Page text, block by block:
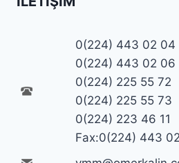
0(224) 443 02 04
0(224) 443 02 06
0(224) 225 55 72
0(224) 225 55 73
0(224) 223 46 11
Fax:0(224) 443